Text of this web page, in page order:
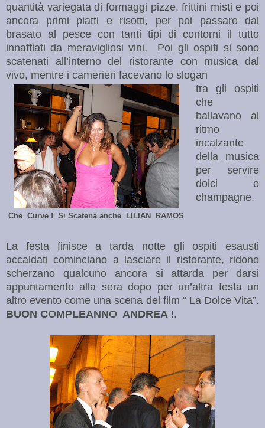
quantità variegata di formaggi pizze, frittini misti e poi
ancora primi piatti e risotti, per poi passare dal
brasato al pesce con tanti tipi di contorni il tutto
innaffiati da meravigliosi vini. Poi gli ospiti si sono
scatenati all’interno del ristorante con musica dal
vivo, mentre i camerieri facevano lo slogan
Che Curve ! Si Scatena anche LILIAN RAMOS
tra gli ospiti
che
ballavano al
ritmo
incalzante
della musica
per servire
dolci e
champagne.
La festa finisce a tarda notte gli ospiti esausti
accaldati cominciano a lasciare il ristorante, ridono
scherzano qualcuno ancora si attarda per darsi
appuntamento alla sera dopo per un’altra festa un
altro evento come una scena del film “ La Dolce Vita”.
BUON COMPLEANNO ANDREA !.